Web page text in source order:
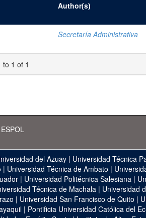
Author(s)
Secretaría Administrativa
to 1 of 1
del Azuay | Universidad Técnica
| Universidad Técnica de Ambato |
| Universidad Politécnica Salesiana|
Técnica de Machala | Universidad
| Universidad San Francisco de Quito |
| Pontificia Universidad Católica del